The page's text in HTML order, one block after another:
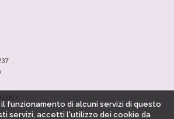
funzionamento di alcuni servizi di questo
servizi, accetti l'utilizzo dei cookie da